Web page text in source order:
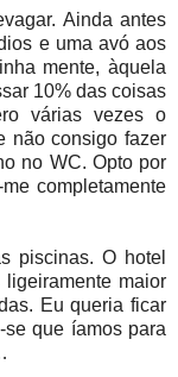
Ainda antes
e uma avó aos
mente, àquela
10% das coisas
várias vezes o
não consigo fazer
no WC. Opto por
completamente
piscinas. O hotel
maior
Eu queria ficar
que íamos para